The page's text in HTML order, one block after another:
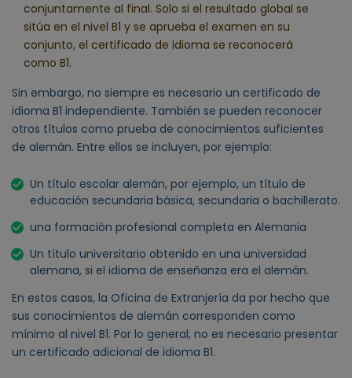
conjuntamente al final. Solo si el resultado global se
sitúa en el nivel B1 y se aprueba el examen en su
conjunto, el certificado de idioma se reconocerá
como B1.
Sin embargo, no siempre es necesario un certificado de
idioma B1 independiente. También se pueden reconocer
otros títulos como prueba de conocimientos suficientes
de alemán. Entre ellos se incluyen, por ejemplo:
Un título escolar alemán, por ejemplo, un título de
educación secundaria básica, secundaria o bachillerato.
una formación profesional completa en Alemania
Un título universitario obtenido en una universidad
alemana, si el idioma de enseñanza era el alemán.
En estos casos, la Oficina de Extranjería da por hecho que
sus conocimientos de alemán corresponden como
mínimo al nivel B1. Por lo general, no es necesario presentar
un certificado adicional de idioma B1.